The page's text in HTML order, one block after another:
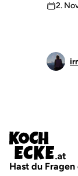
2.
Hast du